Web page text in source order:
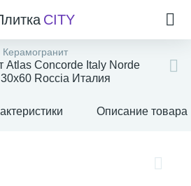
CITY
Керамогранит
Atlas Concorde Italy Norde
Roccia Италия
Описание товара